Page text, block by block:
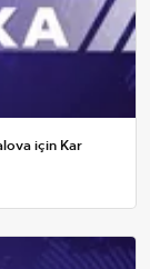
için Kar